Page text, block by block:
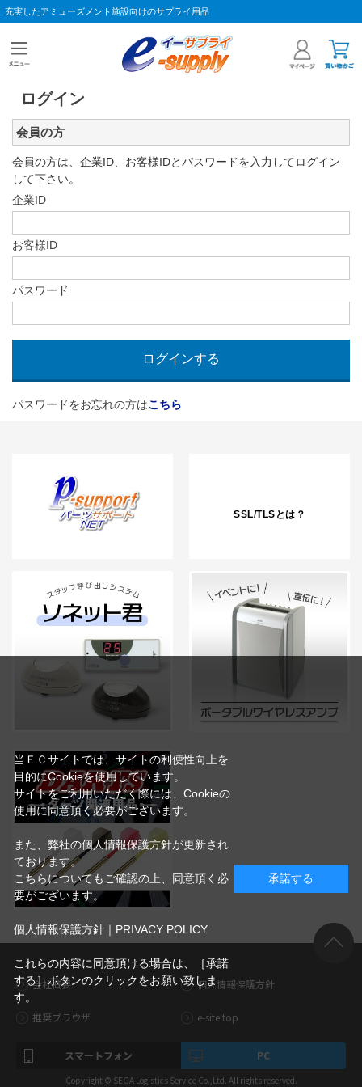
充実したアミューズメント施設向けのサプライ用品
ログイン
会員の方
会員の方は、企業ID、お客様IDとパスワードを入力してログイン
して下さい。
企業ID
お客様ID
パスワード
パスワードをお忘れの方はこちら
SSL/TLSとは？
会社概要 個人情報保護方針
推奨ブラウザ e-site top
スマートフォン PC
Copyright © SEGA Logistics Service Co.,Ltd. All rights reserved.
当ＥＣサイトでは、サイトの利便性向上を
目的にCookieを使用しています。
サイトをご利用いただく際には、Cookieの
使用に同意頂く必要がございます。
また、弊社の個人情報保護方針が更新され
ております。
こちらについてもご確認の上、同意頂く必
要がございます。
個人情報保護方針｜PRIVACY POLICY
これらの内容に同意頂ける場合は、［承諾
する］ボタンのクリックをお願い致しま
す。
承諾する